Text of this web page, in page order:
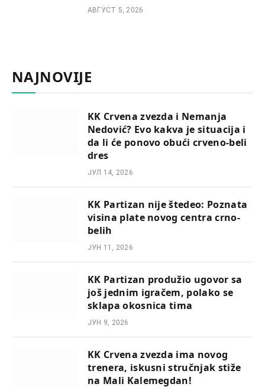
АВГУСТ 5, 2026
NAJNOVIJE
KK Crvena zvezda i Nemanja
Nedović? Evo kakva je situacija i
da li će ponovo obući crveno-beli
dres
ЈУЛ 14, 2026
KK Partizan nije štedeo: Poznata
visina plate novog centra crno-
belih
ЈУН 11, 2026
KK Partizan produžio ugovor sa
još jednim igračem, polako se
sklapa okosnica tima
ЈУН 9, 2026
KK Crvena zvezda ima novog
trenera, iskusni stručnjak stiže
na Mali Kalemegdan!